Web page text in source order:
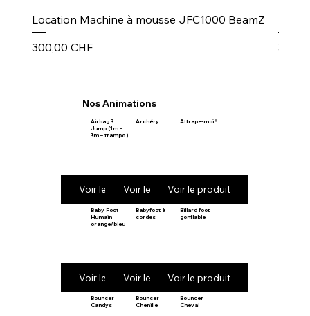
Location Machine à mousse JFC1000 BeamZ
Prix
300,00 CHF
Prix
30,00
Nos Animations
Airbag 3
Jump (1m –
3m – trampo.)
Voir le produit
Archéry
Voir le produit
Attrape-moi !
Voir le produit
Baby Foot
Humain
orange/bleu
Voir le produit
Babyfoot à
cordes
Voir le produit
Billard foot
gonflable
Voir le produit
Bouncer
Candys
Bouncer
Chenille
Bouncer
Cheval